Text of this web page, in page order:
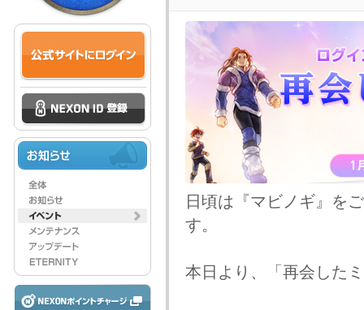
日頃は『マビノギ』を
す。
本日より、「再会した